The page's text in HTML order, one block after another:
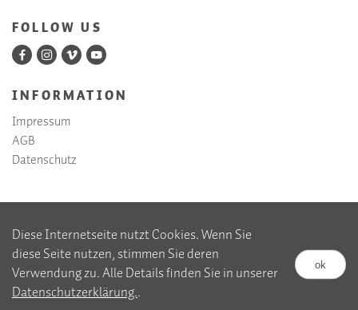
FOLLOW US
INFORMATION
Impressum
AGB
Datenschutz
Diese Internetseite nutzt Cookies. Wenn Sie
diese Seite nutzen, stimmen Sie deren
Verwendung zu. Alle Details finden Sie in unserer
Datenschutzerklärung..
ok